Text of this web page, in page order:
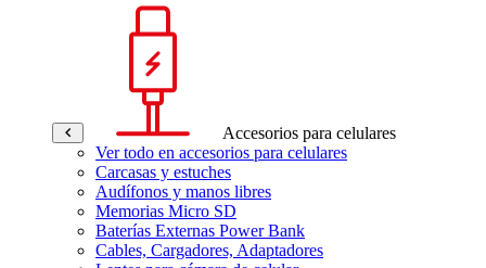
Accesorios para celulares
Ver todo en accesorios para celulares
Carcasas y estuches
Audífonos y manos libres
Memorias Micro SD
Baterías Externas Power Bank
Cables, Cargadores, Adaptadores